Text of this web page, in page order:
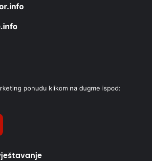
ponudu klikom na dugme ispod: